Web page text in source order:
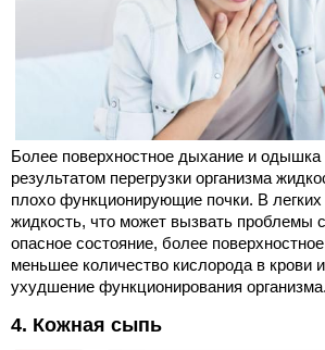
Более поверхностное дыхание и одышка
результатом перегрузки организма
плохо функционирующие почки. В
жидкость, что может вызвать проблемы
опасное состояние, более
меньшее количество кислорода в крови
ухудшение функционирования организма.
4. Кожная сыпь